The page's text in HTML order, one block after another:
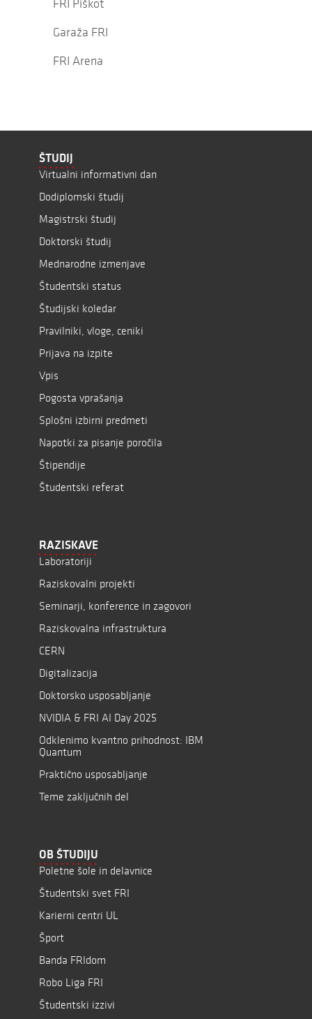
FRI Piškot
Garaža FRI
FRI Arena
ŠTUDIJ
Virtualni informativni dan
Dodiplomski študij
Magistrski študij
Doktorski študij
Mednarodne izmenjave
Študentski status
Študijski koledar
Pravilniki, vloge, ceniki
Prijava na izpite
Vpis
Pogosta vprašanja
Splošni izbirni predmeti
Napotki za pisanje poročila
Štipendije
Študentski referat
RAZISKAVE
Laboratoriji
Raziskovalni projekti
Seminarji, konference in zagovori
Raziskovalna infrastruktura
CERN
Digitalizacija
Doktorsko usposabljanje
NVIDIA & FRI AI Day 2025
Odklenimo kvantno prihodnost: IBM
Quantum
Praktično usposabljanje
Teme zaključnih del
OB ŠTUDIJU
Poletne šole in delavnice
Študentski svet FRI
Karierni centri UL
Šport
Banda FRIdom
Robo Liga FRI
Študentski izzivi